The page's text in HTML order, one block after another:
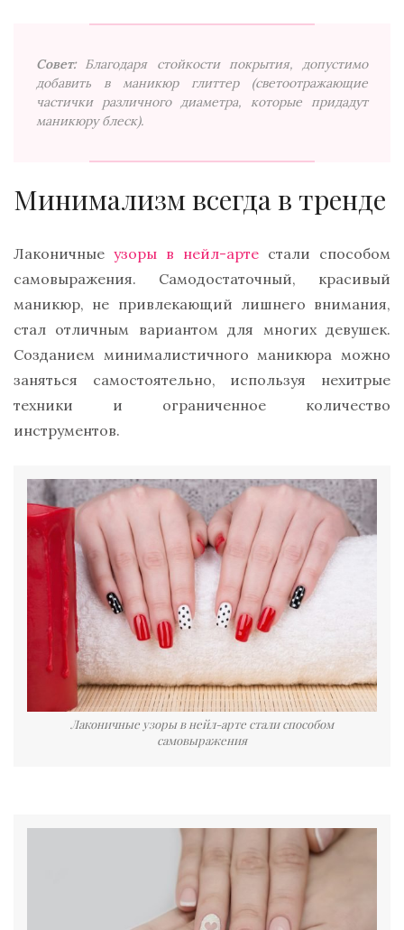
Совет:
Благодаря стойкости покрытия, допустимо
добавить в маникюр глиттер (светоотражающие
частички различного диаметра, которые придадут
маникюру блеск).
Минимализм всегда в тренде
Лаконичные узоры в нейл-арте стали способом
самовыражения. Самодостаточный, красивый
маникюр, не привлекающий лишнего внимания,
стал отличным вариантом для многих девушек.
Созданием минималистичного маникюра можно
заняться самостоятельно, используя нехитрые
техники и ограниченное количество
инструментов.
Лаконичные узоры в нейл-арте стали способом
самовыражения